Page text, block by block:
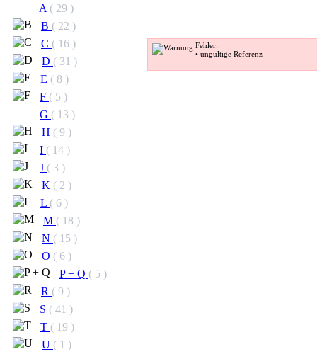
A ( 29 )
B ( 22 )
C ( 16 )
D ( 31 )
E ( 8 )
F ( 5 )
G ( 13 )
H ( 9 )
I ( 14 )
J ( 3 )
K ( 2 )
L ( 6 )
M ( 18 )
N ( 15 )
O ( 6 )
P + Q ( 5 )
R ( 9 )
S ( 41 )
T ( 19 )
U ( 1 )
Fehler:
• ungültige Referenz